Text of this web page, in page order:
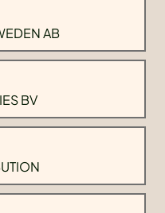
AB
BV